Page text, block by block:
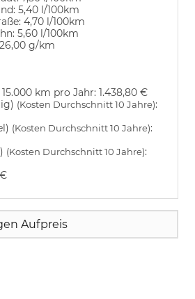
5,40 l/100km
4,70 l/100km
5,60 l/100km
g/km
km pro Jahr: 1.438,80 €
(Kosten Durchschnitt 10 Jahre):
(Kosten Durchschnitt 10 Jahre):
(Kosten Durchschnitt 10 Jahre):
Aufpreis